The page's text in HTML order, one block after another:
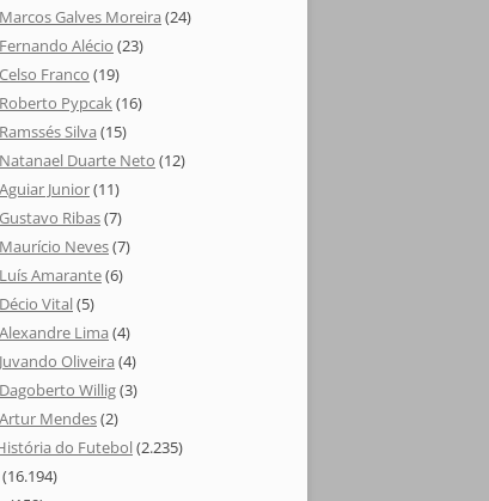
Galves Moreira (24)
Alécio (23)
Franco (19)
Pypcak(16)
Silva (15)
Duarte Neto (12)
Junior(11)
Ribas(7)
Neves(7)
Amarante(6)
Vital(5)
Lima (4)
Oliveira (4)
Willig(3)
Mendes(2)
do Futebol(2.235)
(16.194)